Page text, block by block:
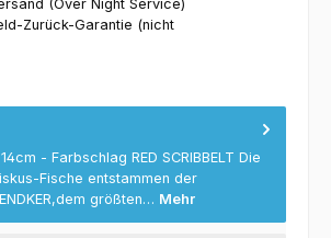
(Over Night Service)
Zurück-Garantie (nicht
- Farbschlag RED SCRIBBELT Die
Fische entstammen der
größten… Mehr